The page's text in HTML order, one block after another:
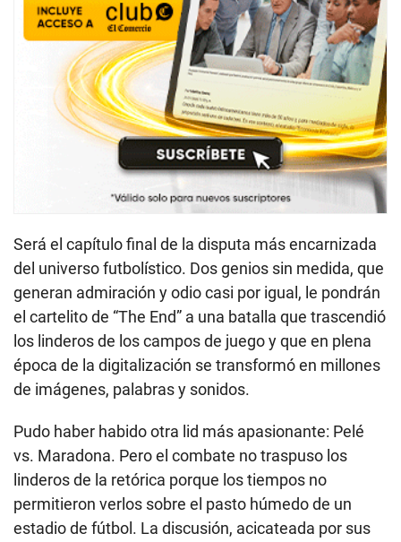
Será el capítulo final de la disputa más encarnizada
del universo futbolístico. Dos genios sin medida, que
generan admiración y odio casi por igual, le pondrán
el cartelito de “The End” a una batalla que trascendió
los linderos de los campos de juego y que en plena
época de la digitalización se transformó en millones
de imágenes, palabras y sonidos.
Pudo haber habido otra lid más apasionante: Pelé
vs. Maradona. Pero el combate no traspuso los
linderos de la retórica porque los tiempos no
permitieron verlos sobre el pasto húmedo de un
estadio de fútbol. La discusión, acicateada por sus